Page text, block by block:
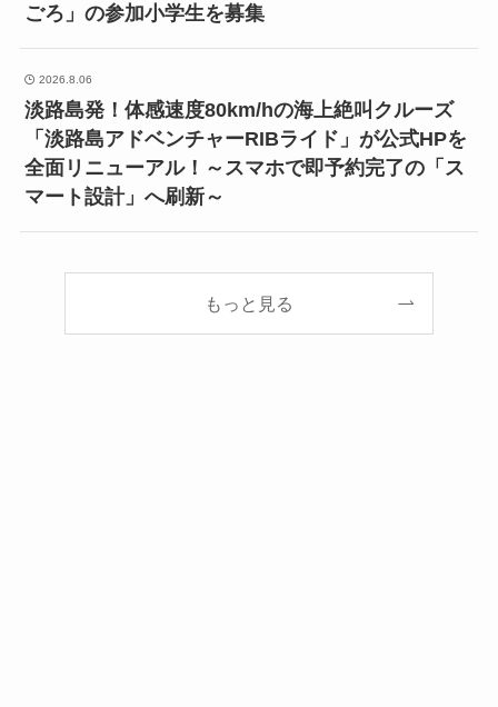
ごろ」の参加小学生を募集
2026.8.06
淡路島発！体感速度80km/hの海上絶叫クルーズ
「淡路島アドベンチャーRIBライド」が公式HPを
全面リニューアル！～スマホで即予約完了の「ス
マート設計」へ刷新～
もっと見る